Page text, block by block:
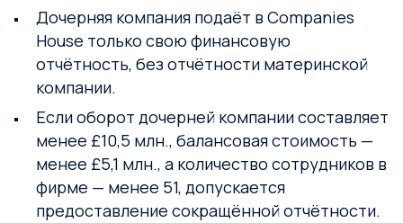
Дочерняя компания подаёт в Companies
House только свою финансовую
отчётность, без отчётности материнской
компании.
Если оборот дочерней компании составляет
менее £10,5 млн., балансовая стоимость —
менее £5,1 млн., а количество сотрудников в
фирме — менее 51, допускается
предоставление сокращённой отчётности.